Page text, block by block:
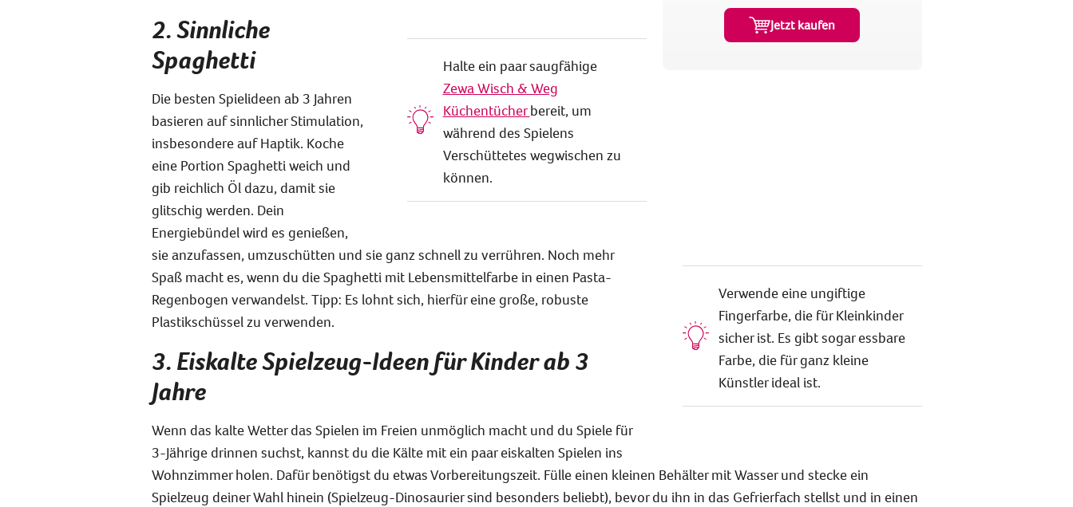
Jetzt kaufen
Halte ein paar saugfähige
Zewa Wisch & Weg
Küchentücherbereit, um
während des Spielens
Verschüttetes wegwischen zu
können.
Verwende eine ungiftige
Fingerfarbe, die für Kleinkinder
sicher ist. Es gibt sogar essbare
Farbe, die für ganz kleine
Künstler ideal ist.
2. Sinnliche
Spaghetti
Die besten Spielideen ab 3 Jahren
basieren auf sinnlicher Stimulation,
insbesondere auf Haptik. Koche
eine Portion Spaghetti weich und
gib reichlich Öl dazu, damit sie
glitschig werden. Dein
Energiebündel wird es genießen,
sie anzufassen, umzuschütten und sie ganz schnell zu verrühren. Noch mehr
Spaß macht es, wenn du die Spaghetti mit Lebensmittelfarbe in einen Pasta-
Regenbogen verwandelst. Tipp: Es lohnt sich, hierfür eine große, robuste
Plastikschüssel zu verwenden.
3. Eiskalte Spielzeug-Ideen für Kinder ab 3
Jahre
Wenn das kalte Wetter das Spielen im Freien unmöglich macht und du Spiele für
3-Jährige drinnen suchst, kannst du die Kälte mit ein paar eiskalten Spielen ins
Wohnzimmer holen. Dafür benötigst du etwas Vorbereitungszeit. Fülle einen kleinen Behälter mit Wasser und stecke ein
Spielzeug deiner Wahl hinein (Spielzeug-Dinosaurier sind besonders beliebt), bevor du ihn in das Gefrierfach stellst und in einen